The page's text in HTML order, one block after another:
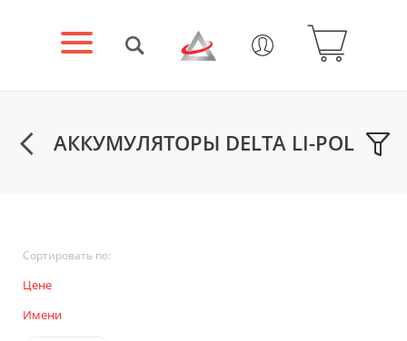
АККУМУЛЯТОРЫ DELTA LI-POL
Сортировать по:
Цене
Имени